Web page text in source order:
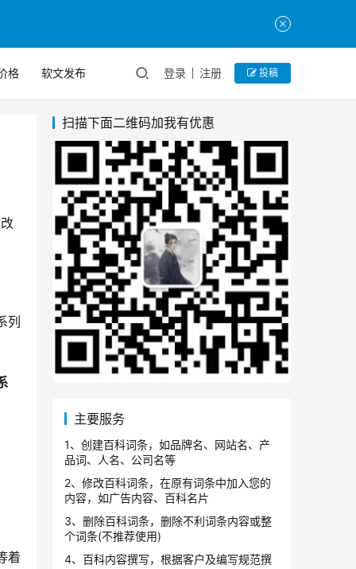
格 软文发布 登录 注册 投稿
列
着
扫描下面二维码加我有优惠
主要服务
1、创建百科词条，如品牌名、网站名、产
品词、人名、公司名等
2、修改百科词条，在原有词条中加入您的
内容，如广告内容、百科名片
3、删除百科词条，删除不利词条内容或整
个词条(不推荐使用)
4、百科内容撰写，根据客户及编写规范撰